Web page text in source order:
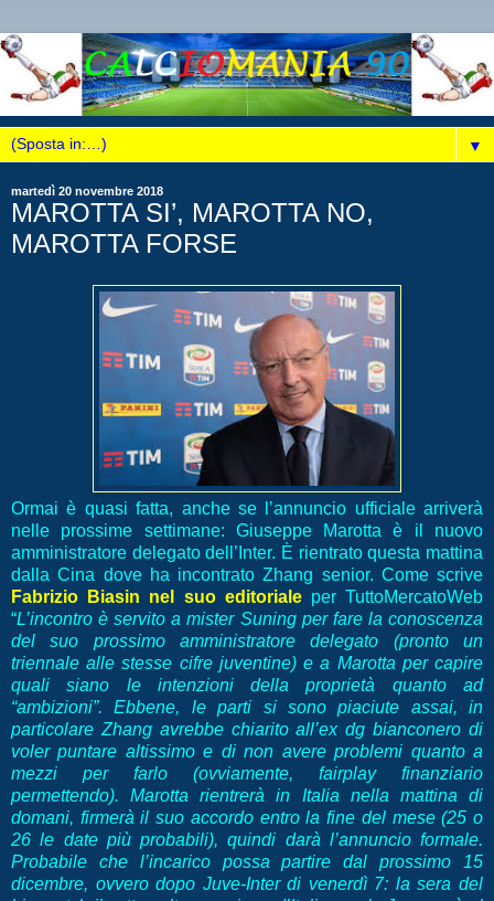
▼
martedì 20 novembre 2018
MAROTTA SI’, MAROTTA NO,
MAROTTA FORSE
Ormai è quasi fatta, anche se l’annuncio ufficiale arriverà
nelle prossime settimane: Giuseppe Marotta è il nuovo
amministratore delegato dell’Inter. È rientrato questa mattina
dalla Cina dove ha incontrato Zhang senior. Come scrive
Fabrizio Biasin nel suo editorialeper TuttoMercatoWeb
“L’incontro è servito a mister Suning per fare la conoscenza
del suo prossimo amministratore delegato (pronto un
triennale alle stesse cifre juventine) e a Marotta per capire
quali siano le intenzioni della proprietà quanto ad
“ambizioni”. Ebbene, le parti si sono piaciute assai, in
particolare Zhang avrebbe chiarito all’ex dg bianconero di
voler puntare altissimo e di non avere problemi quanto a
mezzi per farlo (ovviamente, fairplay finanziario
permettendo). Marotta rientrerà in Italia nella ‪mattina di
domani‬, firmerà il suo accordo entro la fine del mese (25 o
26 le date più probabili), quindi darà l’annuncio formale.
Probabile che l’incarico possa partire dal prossimo ‪15
dicembre‬, ovvero dopo Juve-Inter di ‪venerdì 7‬: la sera del